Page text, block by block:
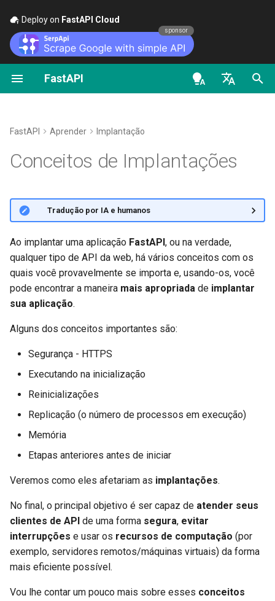
Deploy on FastAPI Cloud
sponsor
FastAPI
de - Deutsch
es - español
fr - français
hi - हिन्दी
ja - 日本語
ko - 한국어
pt - português
ru - русский язык
uk - українська мова
zh-hant - 繁體中文
Primeiros Passos
Parâmetros de consulta e
validações de string
Parâmetros de path e
validações numéricas
Modelos de Parâmetros de
Consulta
Corpo - Múltiplos parâmetros
Corpo - Campos
Corpo - Modelos aninhados
Declare dados de exemplo da
Tipos de dados extras
Parâmetros de Cookie
Parâmetros de Cabeçalho
Modelos de Parâmetros de
Classes como
decoradores de operações
Dependências Globais
Segurança - Primeiros
Simples OAuth2 com
OAuth2 com Senha (e
hashing), Bearer com
Transmitir dados
Operação de Rota
Códigos de status adicionais
Diretamente
HTML, Stream, File e outras
Retornos Adicionais no
OpenAPI
Cookies de Resposta
Cabeçalhos de resposta
Retorno - Altere o Código de
Status
Segurança Avançada
Escopos OAuth2
Utilizando o Request
diretamente
Usando Dataclasses
Middleware Avançado
Sub Aplicações - Montagens
Segurança - HTTPS
HTTPS
Programa e Processo
O que é um Processo
Executando na inicialização
Em um servidor remoto
Executar automaticamente na
inicialização
Programa separado
executar na inicialização
Nós cometemos erros
automaticamente
Erros maiores - Travamentos
Reiniciar após falha
Ferramentas de exemplo para
Geral - Como Fazer -
Migrar do Pydantic v1 para o
Request e classe APIRoute
personalizadas
OpenAPI condicional
Extendendo o OpenAPI
Esquemas OpenAPI
Separados para Entrada e
Saída ou Não
Recursos Estáticos
Documentação (Hospedagem
Própria)
Configure a UI do Swagger
Usar antigos códigos de
status de erro de
autenticação 403
FastAPI class
Exceptions - HTTPException
and WebSocketException
Dependencies - Depends()
and Security()
APIRouter class
Background Tasks -
BackgroundTasks
Request class
WebSockets
HTTPConnection class
Response class
File, HTML, Redirect,
Streaming, etc.
Server-Sent Events -
EventSourceResponse and
OpenAPI docs
FastAPI People
Full Stack FastAPI Template
FastAPI and friends
newsletter
Alternativas, Inspiração e
História, Design e Futuro
Benchmarks
FastAPI Aprender Implantação
Conceitos de Implantações
🌐 Tradução por IA e humanos
Ao implantar uma aplicação FastAPI, ou na verdade,
qualquer tipo de API da web, há vários conceitos com os
quais você provavelmente se importa e, usando-os, você
pode encontrar a maneira mais apropriada de implantar
sua aplicação.
Alguns dos conceitos importantes são:
Segurança - HTTPS
Executando na inicialização
Reinicializações
Replicação (o número de processos em execução)
Memória
Etapas anteriores antes de iniciar
Veremos como eles afetariam as implantações.
No final, o principal objetivo é ser capaz de atender seus
clientes de API de uma forma segura, evitar
interrupções e usar os recursos de computação (por
exemplo, servidores remotos/máquinas virtuais) da forma
mais eficiente possível. 🚀
Vou lhe contar um pouco mais sobre esses conceitos